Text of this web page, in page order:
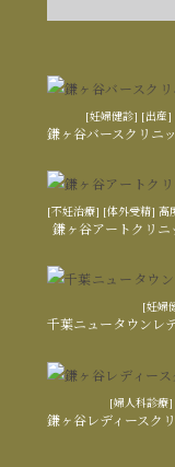
[妊婦健診] [出産]
鎌ヶ谷バースクリニ
[不妊治療] [体外受精] 高
鎌ヶ谷アートクリ
[妊婦
千葉ニュータウンレ
[婦人科診療
鎌ヶ谷レディースク